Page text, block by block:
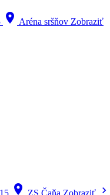
location_on Aréna sršňov Zobraziť
location_on ZS Čaňa Zobraziť chevron_right